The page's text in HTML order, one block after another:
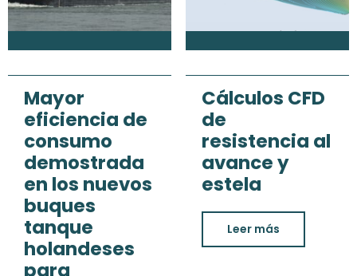
Mayor
eficiencia de
consumo
demostrada
en los nuevos
buques
tanque
holandeses
para
Cálculos CFD
de
resistencia al
avance y
estela
Leer más